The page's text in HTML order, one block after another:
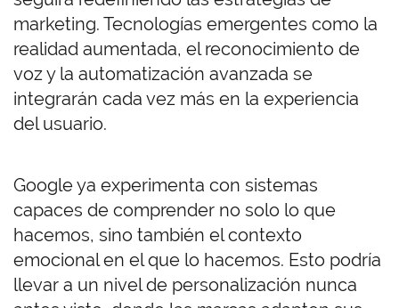
marketing. Tecnologías emergentes como la
realidad aumentada, el reconocimiento de
voz y la automatización avanzada se
integrarán cada vez más en la experiencia
del usuario.
Google ya experimenta con sistemas
capaces de comprender no solo lo que
hacemos, sino también el contexto
emocional en el que lo hacemos. Esto podría
llevar a un nivel de personalización nunca